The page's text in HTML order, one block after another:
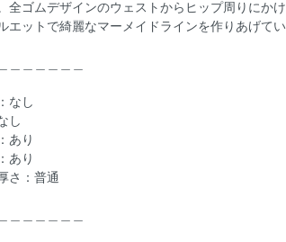
全ゴムデザインのウェストからヒップ周りにか
エットで綺麗なマーメイドラインを作りあげてい
なし
し
あり
あり
さ：普通